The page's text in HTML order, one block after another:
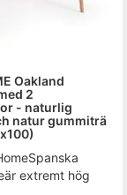
Oakland
2
- naturlig
natur gummiträ
extremt hög